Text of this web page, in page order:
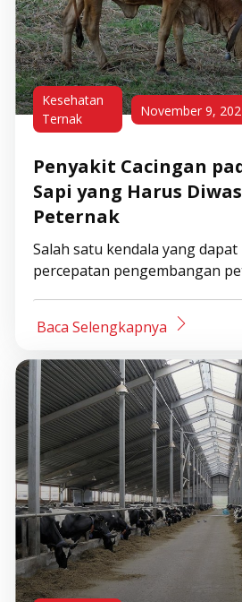
Kesehatan
Ternak
November 9,
Penyakit Cacingan
Sapi yang Harus
Peternak
Salah satu kendala yang
percepatan pengembangan
Baca Selengkapnya